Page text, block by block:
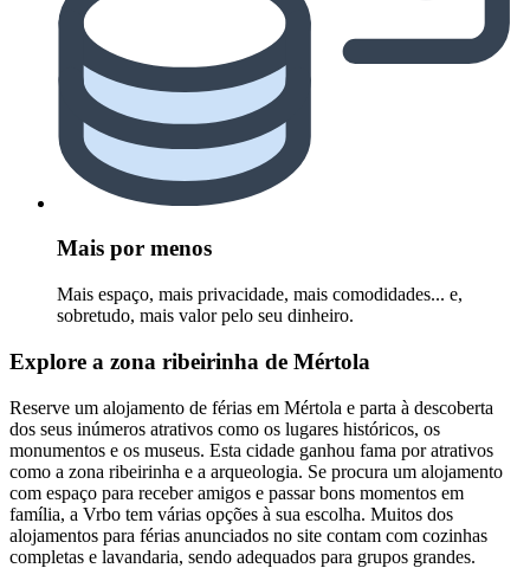
Mais por menos
Mais espaço, mais privacidade, mais comodidades... e,
sobretudo, mais valor pelo seu dinheiro.
Explore a zona ribeirinha de Mértola
Reserve um alojamento de férias em Mértola e parta à descoberta
dos seus inúmeros atrativos como os lugares históricos, os
monumentos e os museus. Esta cidade ganhou fama por atrativos
como a zona ribeirinha e a arqueologia. Se procura um alojamento
com espaço para receber amigos e passar bons momentos em
família, a Vrbo tem várias opções à sua escolha. Muitos dos
alojamentos para férias anunciados no site contam com cozinhas
completas e lavandaria, sendo adequados para grupos grandes.